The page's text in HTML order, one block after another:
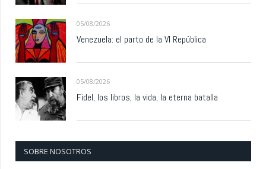
05/08/2026
Venezuela: el parto de la VI República
05/08/2026
Fidel, los libros, la vida, la eterna batalla
SOBRE NOSOTROS